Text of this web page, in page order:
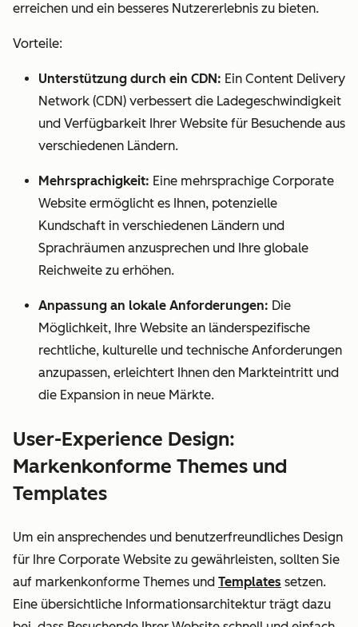
erreichen und ein besseres Nutzererlebnis zu bieten.
Vorteile:
Unterstützung durch ein CDN: Ein Content Delivery
Network (CDN) verbessert die Ladegeschwindigkeit
und Verfügbarkeit Ihrer Website für Besuchende aus
verschiedenen Ländern.
Mehrsprachigkeit: Eine mehrsprachige Corporate
Website ermöglicht es Ihnen, potenzielle
Kundschaft in verschiedenen Ländern und
Sprachräumen anzusprechen und Ihre globale
Reichweite zu erhöhen.
Anpassung an lokale Anforderungen: Die
Möglichkeit, Ihre Website an länderspezifische
rechtliche, kulturelle und technische Anforderungen
anzupassen, erleichtert Ihnen den Markteintritt und
die Expansion in neue Märkte.
User-Experience Design:
Markenkonforme Themes und
Templates
Um ein ansprechendes und benutzerfreundliches Design
für Ihre Corporate Website zu gewährleisten, sollten Sie
auf markenkonforme Themes und Templates setzen.
Eine übersichtliche Informationsarchitektur trägt dazu